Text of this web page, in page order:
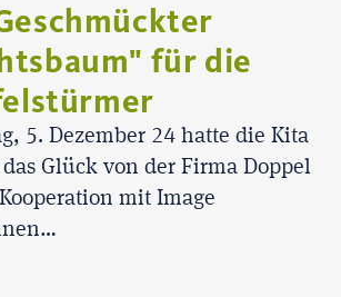
für die
5. Dezember 24 hatte die Kita
Glück von der Firma Doppel
mit Image